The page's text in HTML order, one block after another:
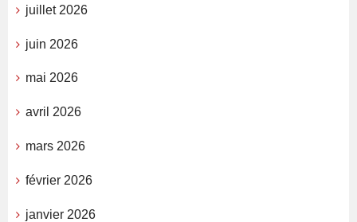
juillet 2026
juin 2026
mai 2026
avril 2026
mars 2026
février 2026
janvier 2026